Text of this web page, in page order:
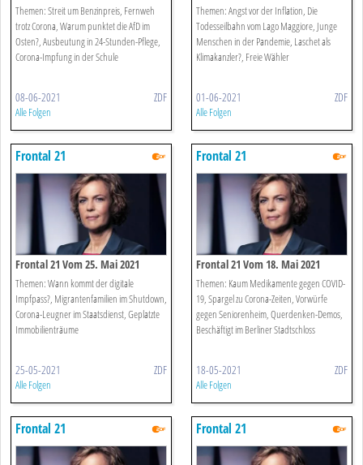
Themen: Streit um Benzinpreis, Fernweh
trotz Corona, Warum punktet die AfD im
Osten?, Ausbeutung in 24-Stunden-Pflege,
Corona-Impfung in der Schule
08-06-2021 ZDF
Alle Folgen
Themen: Angst vor der Inflation, Die
Todesseilbahn vom Lago Maggiore, Junge
Menschen in der Pandemie, Laschet als
Klimakanzler?, Freie Wähler
01-06-2021 ZDF
Alle Folgen
Frontal 21
Frontal 21 Vom 25. Mai 2021
Themen: Wann kommt der digitale
Impfpass?, Migrantenfamilien im Shutdown,
Corona-Leugner im Staatsdienst, Geplatzte
Immobilienträume
25-05-2021 ZDF
Alle Folgen
Frontal 21
Frontal 21 Vom 18. Mai 2021
Themen: Kaum Medikamente gegen COVID-
19, Spargel zu Corona-Zeiten, Vorwürfe
gegen Seniorenheim, Querdenken-Demos,
Beschäftigt im Berliner Stadtschloss
18-05-2021 ZDF
Alle Folgen
Frontal 21 Frontal 21